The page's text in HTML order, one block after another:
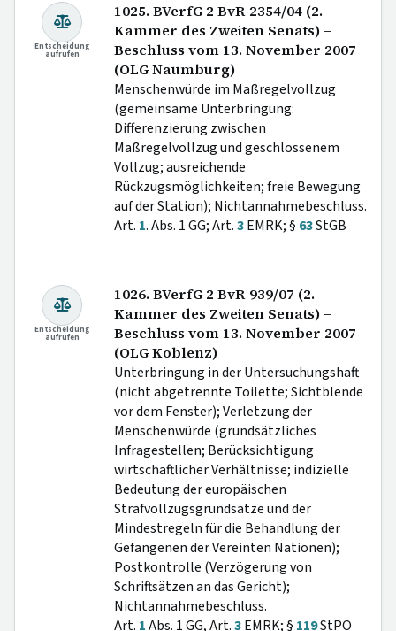
Entscheidung
aufrufen
1025. BVerfG 2 BvR 2354/04 (2.
Kammer des Zweiten Senats) –
Beschluss vom 13. November 2007
(OLG Naumburg)
Menschenwürde im Maßregelvollzug
(gemeinsame Unterbringung:
Differenzierung zwischen
Maßregelvollzug und geschlossenem
Vollzug; ausreichende
Rückzugsmöglichkeiten; freie Bewegung
auf der Station); Nichtannahmebeschluss.
Art. 1. Abs. 1 GG; Art.3EMRK; § 63StGB
Entscheidung
aufrufen
1026. BVerfG 2 BvR 939/07 (2.
Kammer des Zweiten Senats) –
Beschluss vom 13. November 2007
(OLG Koblenz)
Unterbringung in der Untersuchungshaft
(nicht abgetrennte Toilette; Sichtblende
vor dem Fenster); Verletzung der
Menschenwürde (grundsätzliches
Infragestellen; Berücksichtigung
wirtschaftlicher Verhältnisse; indizielle
Bedeutung der europäischen
Strafvollzugsgrundsätze und der
Mindestregeln für die Behandlung der
Gefangenen der Vereinten Nationen);
Postkontrolle (Verzögerung von
Schriftsätzen an das Gericht);
Nichtannahmebeschluss.
Art. 1Abs. 1 GG, Art.3EMRK; § 119StPO